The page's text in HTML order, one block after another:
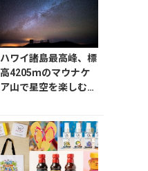
ハワイ諸島最高峰、標
高4205ｍのマウナケ
ア山で星空を楽しむ方